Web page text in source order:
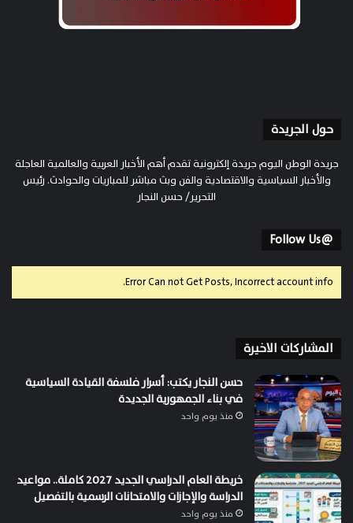
حول الجريدة
جريدة الوطن اليوم جريدة إلكترونية تقدم أهم الأخبار العربية والعالمية العاجلة
والأخبار السياسية والاقتصادية والفن وبث مباشر للمباريات والحوادث. رئيس
التحرير/ حسن النجار
@Follow Us
Error Can not Get Posts, Incorrect account info.
المشاركات الاخيرة
حسن النجار يكتب: أسرار فلسفة القيادة السياسية
في بناء الجمهورية الجديدة
منذ يوم واحد
خريطة العام الدراسي الجديد 2027 كاملة.. مواعيد
الدراسة والإجازات والامتحانات الرسمية بالتفصيل
منذ يوم واحد